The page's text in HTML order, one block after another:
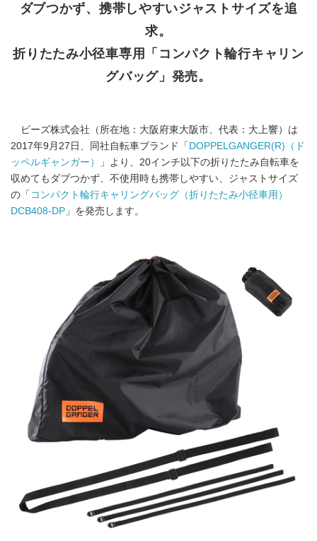
ダブつかず、携帯しやすいジャストサイズを追
求。
折りたたみ小径車専用「コンパクト輪行キャリン
グバッグ」発売。
ビーズ株式会社（所在地：大阪府東大阪市、代表：大上響）は
2017年9月27日、同社自転車ブランド「 DOPPELGANGER(R)（ド
ッペルギャンガー）
」より、20インチ以下の折りたたみ自転車を
収めてもダブつかず、不使用時も携帯しやすい、ジャストサイズ
の「 コンパクト輪行キャリングバッグ（折りたたみ小径車用）
DCB408-DP 」を発売します。